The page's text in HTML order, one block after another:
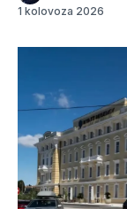
1 kolovoza 2026